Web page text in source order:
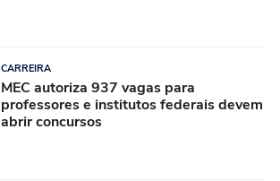
CARREIRA
MEC autoriza 937 vagas para
professores e institutos federais devem
abrir concursos